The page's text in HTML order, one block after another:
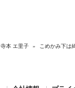
寺本 エ里子 » こめかみ下は